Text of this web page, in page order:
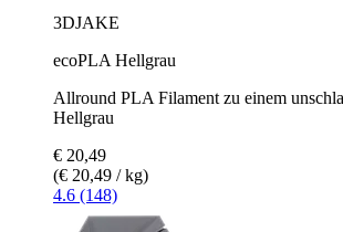
3DJAKE
ecoPLA Hellgrau
Allround PLA Filament zu einem
Hellgrau
€ 20,49
(€ 20,49 / kg)
4.6 (148)